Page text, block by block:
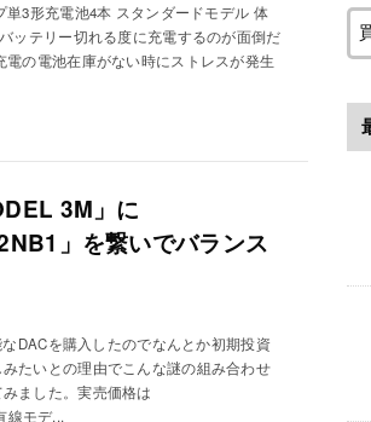
3形充電池4本 スタンダードモデル 体
ッテリー切れる度に充電するのが面倒だ
電の電池在庫がない時にストレスが発生
3M」に
」を繋いでバランス
DACを購入したのでなんとか初期投資
たいとの理由でこんな謎の組み合わせ
ました。実売価格は
線モデ...